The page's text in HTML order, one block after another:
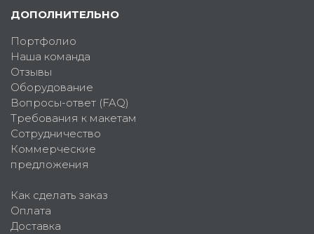
ДОПОЛНИТЕЛЬНО
Портфолио
Наша команда
Отзывы
Оборудование
Вопросы-ответ (FAQ)
Требования к макетам
Сотрудничество
Коммерческие
предложения
Как сделать заказ
Оплата
Доставка